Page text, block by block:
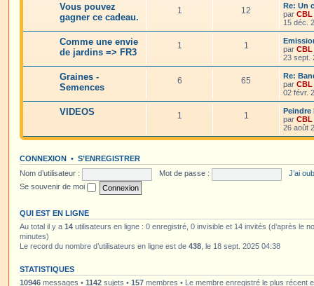
Vous pouvez
gagner ce cadeau.
1 12
Re: Un
par CBL
15 déc.
Comme une envie
de jardins => FR3
1 1
par CBL
23 sept.
Graines -
Semences
6 65
Re:
par CBL
02 févr.
VIDEOS 1 1
Peindre
par CBL
26 août
CONNEXION • S’ENREGISTRER
Nom d’utilisateur :
Mot de passe :
J’ai
Se souvenir de moi
QUI EST EN LIGNE
Au total il y a 14 utilisateurs en ligne : 0 enregistré, 0 invisible et 14 invités (d’après le
minutes)
Le record du nombre d’utilisateurs en ligne est de 438 , le 18 sept. 2025 04:38
STATISTIQUES
10946 messages • 1142 sujets • 157 membres • Le membre enregistré le plus récent